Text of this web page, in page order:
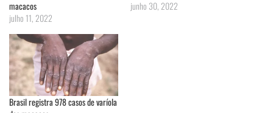
macacos
julho 11, 2022
junho 30, 2022
Brasil registra 978 casos de varíola